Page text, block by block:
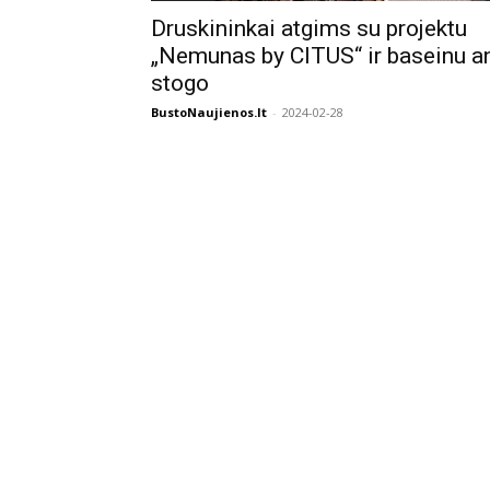
Druskininkai atgims su projektu
„Nemunas by CITUS“ ir baseinu
stogo
BustoNaujienos.lt - 2024-02-28